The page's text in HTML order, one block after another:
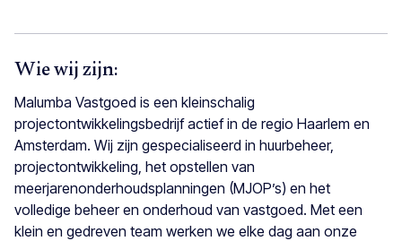
Wie wij zijn:
Malumba Vastgoed is een kleinschalig
projectontwikkelingsbedrijf actief in de regio Haarlem en
Amsterdam. Wij zijn gespecialiseerd in huurbeheer,
projectontwikkeling, het opstellen van
meerjarenonderhoudsplanningen (MJOP’s) en het
volledige beheer en onderhoud van vastgoed. Met een
klein en gedreven team werken we elke dag aan onze